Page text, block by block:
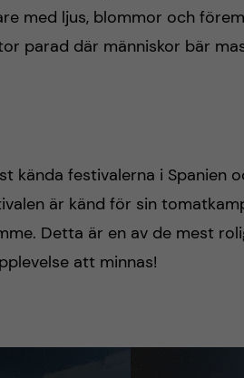
med ljus, blommor och
parad där människor bär
kända festivalerna i Spanien
är känd för sin
Detta är en av de mest
att minnas!